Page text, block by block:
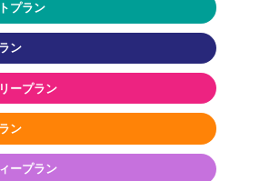
プラン
ン
ープラン
ン
ープラン